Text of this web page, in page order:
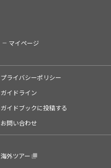
マイページ
プライバシーポリシー
ガイドライン
ガイドブックに投稿する
お問い合わせ
海外ツアー